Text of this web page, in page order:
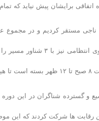
اتفاقی برایشان پیش نیاید که
اختیار داشتیم که تیم
بود.
و گسترده شناگران در این